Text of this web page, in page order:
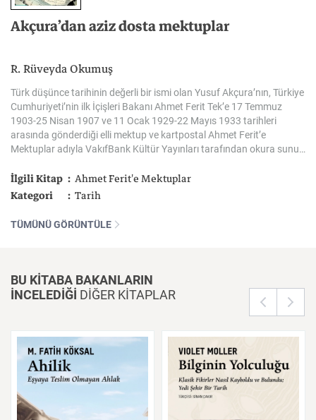
Akçura’danazizdostamektuplar
R. Rüveyda Okumuş
Türk düşünce tarihinin değerli bir ismi olan Yusuf Akçura’nın, Türkiye
Cumhuriyeti’nin ilk İçişleri Bakanı Ahmet Ferit Tek’e 17 Temmuz
1903-25 Nisan 1907 ve 11 Ocak 1929-22 Mayıs 1933 tarihleri
arasında gönderdiği elli mektup ve kartpostal Ahmet Ferit’e
Mektuplar adıyla VakıfBank Kültür Yayınları tarafından okura sunuldu.
İlgili Kitap
Ahmet Ferit'e Mektuplar
Kategori
Tarih
TÜMÜNÜ GÖRÜNTÜLE
BU KİTABA BAKANLARIN
İNCELEDİĞİ DİĞER KİTAPLAR